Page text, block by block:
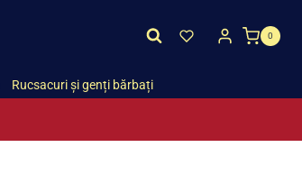
0
Rucsacuri și genți bărbați